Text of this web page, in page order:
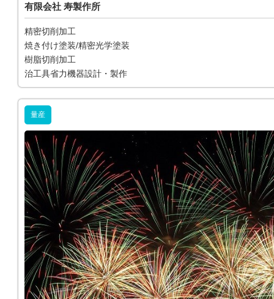
有限会社 寿製作所
精密切削加工
焼き付け塗装/精密光学塗装
樹脂切削加工
治工具省力機器設計・製作
量産